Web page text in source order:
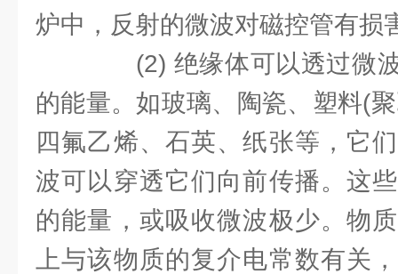
炉中，反射的微波对磁控管有损
(2) 绝缘体可以透过微波
的能量。如玻璃、陶瓷、塑料(
四氟乙烯、石英、纸张等，它
波可以穿透它们向前传播。这
的能量，或吸收微波极少。物
上与该物质的复介电常数有关